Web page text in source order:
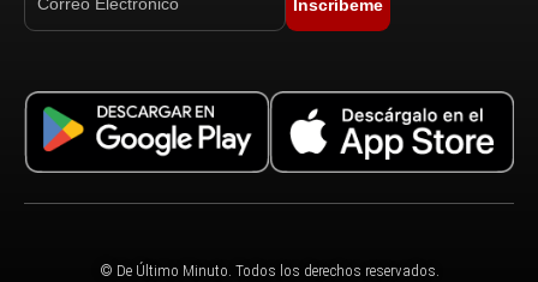
Inscríbeme
© De Último Minuto. Todos los derechos reservados.